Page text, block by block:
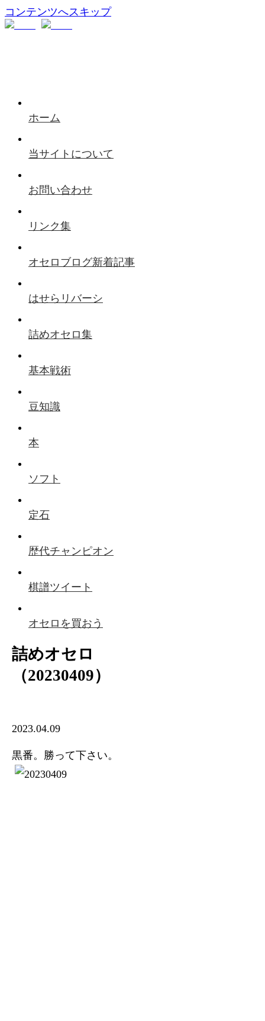
コンテンツへスキップ
ホーム
当サイトについて
お問い合わせ
リンク集
オセロブログ新着記事
はせらリバーシ
詰めオセロ集
基本戦術
豆知識
本
ソフト
定石
歴代チャンピオン
棋譜ツイート
オセロを買おう
詰めオセロ
（20230409）
2023.04.09
黒番。勝って下さい。